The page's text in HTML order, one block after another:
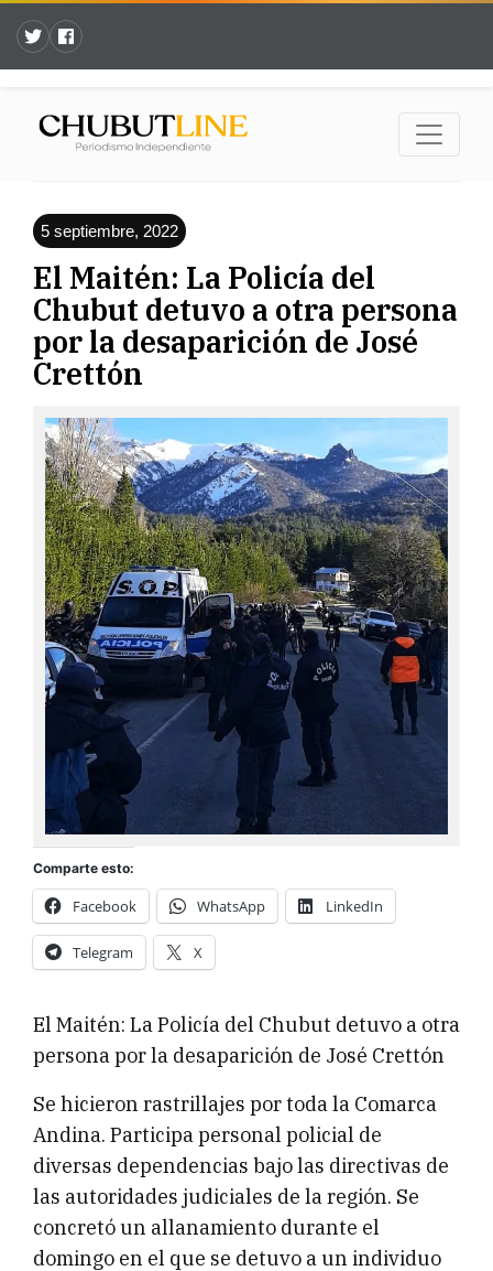
5 septiembre, 2022
El Maitén: La Policía del
Chubut detuvo a otra persona
por la desaparición de José
Crettón
Comparte esto:
Facebook WhatsApp LinkedIn
Telegram X
El Maitén: La Policía del Chubut detuvo a otra
persona por la desaparición de José Crettón
Se hicieron rastrillajes por toda la Comarca
Andina. Participa personal policial de
diversas dependencias bajo las directivas de
las autoridades judiciales de la región. Se
concretó un allanamiento durante el
domingo en el que se detuvo a un individuo